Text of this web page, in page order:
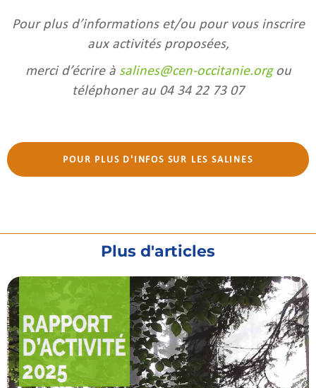
Pour plus d’informations et/ou pour vous inscrire
aux activités proposées,
merci d’écrire à salines@cen-occitanie.orgou
téléphoner au 04 34 22 73 07
POUR PLUS D'INFOS SUR LES SALINES
Plus d'articles